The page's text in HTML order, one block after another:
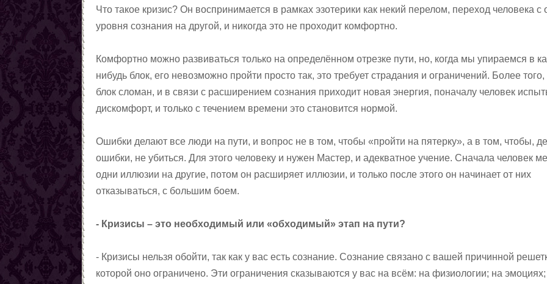
Что такое кризис? Он воспринимается в рамках эзотерики как некий перелом, переход человека с
уровня сознания на другой, и никогда это не проходит комфортно.
Комфортно можно развиваться только на определённом отрезке пути, но, когда мы упираемся в
нибудь блок, его невозможно пройти просто так, это требует страдания и ограничений. Более того,
блок сломан, и в связи с расширением сознания приходит новая энергия, поначалу человек
дискомфорт, и только с течением времени это становится нормой.
Ошибки делают все люди на пути, и вопрос не в том, чтобы «пройти на пятерку», а в том, чтобы,
ошибки, не убиться. Для этого человеку и нужен Мастер, и адекватное учение. Сначала человек
одни иллюзии на другие, потом он расширяет иллюзии, и только после этого он начинает от них
отказываться, с большим боем.
- Кризисы – это необходимый или «обходимый» этап на пути?
- Кризисы нельзя обойти, так как у вас есть сознание. Сознание связано с вашей причинной
которой оно ограничено. Эти ограничения сказываются у вас на всём: на физиологии; на